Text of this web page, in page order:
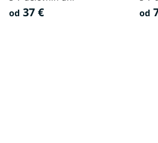
od 37 €
od